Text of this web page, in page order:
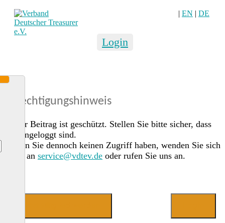
| EN | DE
Login
Berechtigungshinweis
Dieser Beitrag ist geschützt. Stellen Sie bitte sicher, dass
Sie eingeloggt sind.
Sollten Sie dennoch keinen Zugriff haben, wenden Sie sich
gerne an service@vdtev.de oder rufen Sie uns an.